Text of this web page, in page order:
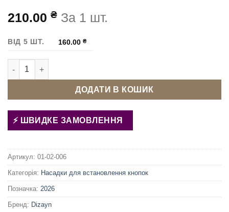
210.00 ₴ За 1 шт.
ВІД 5 ШТ. 160.00₴
Матриця (насадка) для встановлення кнопок БЕБІ 7.5 мм
ДОДАТИ В КОШИК
ШВИДКЕ ЗАМОВЛЕННЯ
Артикул: 01-02-006
Категорія: Насадки для встановлення кнопок
Позначка: 2026
Бренд: Dizayn